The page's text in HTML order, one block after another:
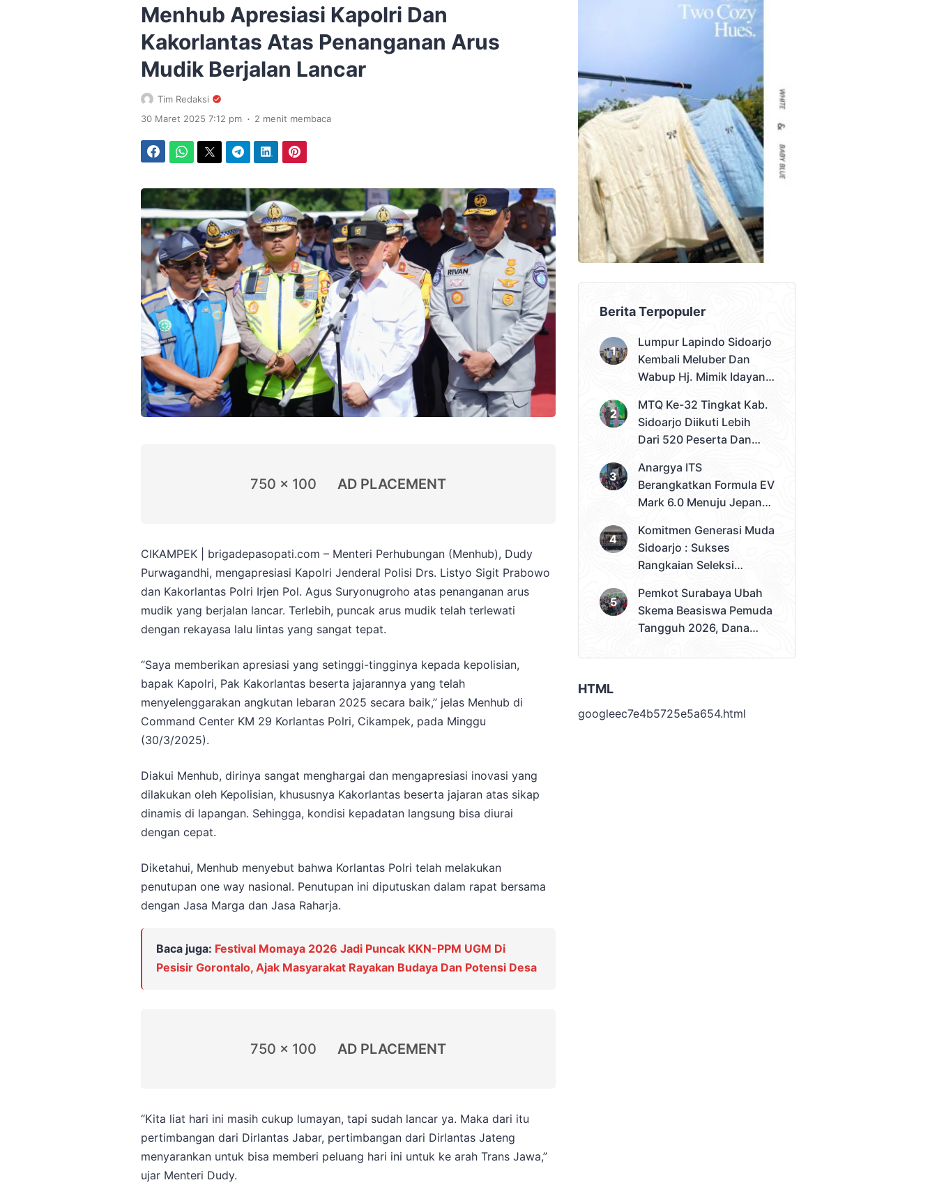
Menhub Apresiasi Kapolri Dan
Kakorlantas Atas Penanganan Arus
Mudik Berjalan Lancar
Tim Redaksi
30 Maret 2025 7:12 pm . 2 menit membaca
750 x 100 AD PLACEMENT
CIKAMPEK | brigadepasopati.com – Menteri Perhubungan (Menhub), Dudy
Purwagandhi, mengapresiasi Kapolri Jenderal Polisi Drs. Listyo Sigit Prabowo
dan Kakorlantas Polri Irjen Pol. Agus Suryonugroho atas penanganan arus
mudik yang berjalan lancar. Terlebih, puncak arus mudik telah terlewati
dengan rekayasa lalu lintas yang sangat tepat.
“Saya memberikan apresiasi yang setinggi-tingginya kepada kepolisian,
bapak Kapolri, Pak Kakorlantas beserta jajarannya yang telah
menyelenggarakan angkutan lebaran 2025 secara baik,” jelas Menhub di
Command Center KM 29 Korlantas Polri, Cikampek, pada Minggu
(30/3/2025).
Diakui Menhub, dirinya sangat menghargai dan mengapresiasi inovasi yang
dilakukan oleh Kepolisian, khususnya Kakorlantas beserta jajaran atas sikap
dinamis di lapangan. Sehingga, kondisi kepadatan langsung bisa diurai
dengan cepat.
Diketahui, Menhub menyebut bahwa Korlantas Polri telah melakukan
penutupan one way nasional. Penutupan ini diputuskan dalam rapat bersama
dengan Jasa Marga dan Jasa Raharja.
Baca juga: Festival Momaya 2026 Jadi Puncak KKN-PPM UGM Di
Pesisir Gorontalo, Ajak Masyarakat Rayakan Budaya Dan Potensi Desa
750 x 100 AD PLACEMENT
“Kita liat hari ini masih cukup lumayan, tapi sudah lancar ya. Maka dari itu
pertimbangan dari Dirlantas Jabar, pertimbangan dari Dirlantas Jateng
menyarankan untuk bisa memberi peluang hari ini untuk ke arah Trans Jawa,”
ujar Menteri Dudy.
Berita Terpopuler
Lumpur Lapindo Sidoarjo
Kembali Meluber Dan
Wabup Hj. Mimik Idayana
MTQ Ke-32 Tingkat Kab.
Sidoarjo Diikuti Lebih
Dari 520 Peserta Dan
Juara Umum
Anargya ITS
Berangkatkan Formula EV
Mark 6.0 Menuju Jepang,
2026
Komitmen Generasi Muda
Sidoarjo : Sukses
Rangkaian Seleksi
Pemilihan Duta Muda
Sidoarjo 2026
Pemkot Surabaya Ubah
Skema Beasiswa Pemuda
Tangguh 2026, Dana
Sekolah
HTML
googleec7e4b5725e5a654.html